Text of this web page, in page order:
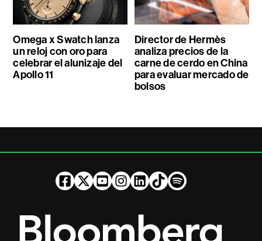
Omega x Swatch lanza
un reloj con oro para
celebrar el alunizaje del
Apollo 11
Director de Hermès
analiza precios de la
carne de cerdo en China
para evaluar mercado de
bolsos